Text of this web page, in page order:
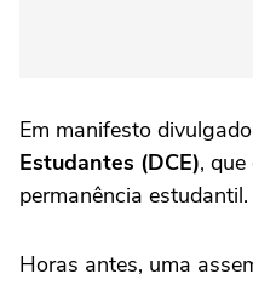
Em manifesto
Estudantes (DCE),
permanência estudantil.
Horas antes, uma